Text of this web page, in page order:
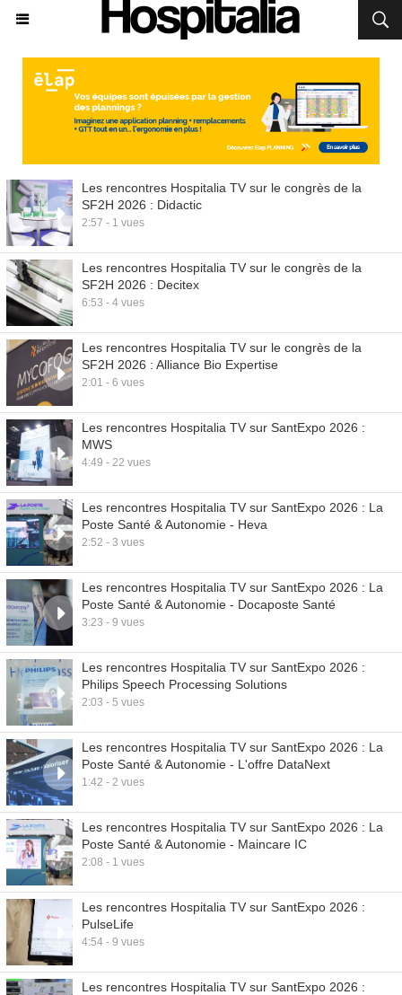
Les rencontres Hospitalia TV sur le congrès de la
SF2H 2026 : Didactic
2:57 - 1 vues
Les rencontres Hospitalia TV sur le congrès de la
SF2H 2026 : Decitex
6:53 - 4 vues
Les rencontres Hospitalia TV sur le congrès de la
SF2H 2026 : Alliance Bio Expertise
2:01 - 6 vues
Les rencontres Hospitalia TV sur SantExpo 2026 :
MWS
4:49 - 22 vues
Les rencontres Hospitalia TV sur SantExpo 2026 : La
Poste Santé & Autonomie - Heva
2:52 - 3 vues
Les rencontres Hospitalia TV sur SantExpo 2026 : La
Poste Santé & Autonomie - Docaposte Santé
3:23 - 9 vues
Les rencontres Hospitalia TV sur SantExpo 2026 :
Philips Speech Processing Solutions
2:03 - 5 vues
Les rencontres Hospitalia TV sur SantExpo 2026 : La
Poste Santé & Autonomie - L'offre DataNext
1:42 - 2 vues
Les rencontres Hospitalia TV sur SantExpo 2026 : La
Poste Santé & Autonomie - Maincare IC
2:08 - 1 vues
Les rencontres Hospitalia TV sur SantExpo 2026 :
PulseLife
4:54 - 9 vues
Les rencontres Hospitalia TV sur SantExpo 2026 :